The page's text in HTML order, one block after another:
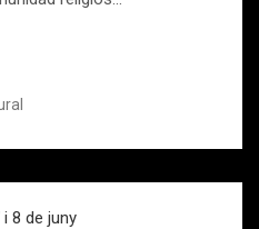
i 8 de juny